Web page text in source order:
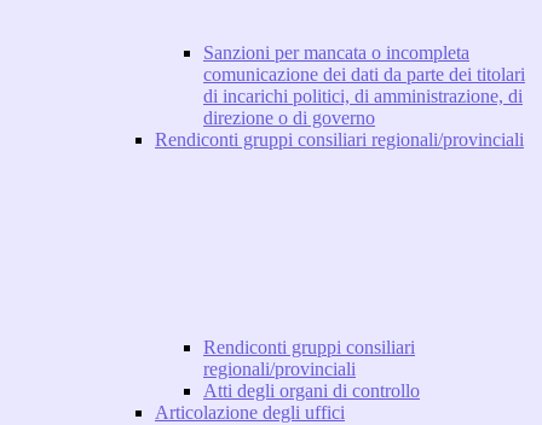
Sanzioni per mancata o incompleta
comunicazione dei dati da parte dei titolari
di incarichi politici, di amministrazione, di
direzione o di governo
Rendiconti gruppi consiliari regionali/provinciali
Rendiconti gruppi consiliari
regionali/provinciali
Atti degli organi di controllo
Articolazione degli uffici